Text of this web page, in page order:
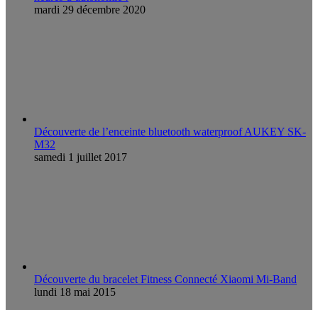
mardi 29 décembre 2020
Découverte de l’enceinte bluetooth waterproof AUKEY SK-
M32
samedi 1 juillet 2017
Découverte du bracelet Fitness Connecté Xiaomi Mi-Band
lundi 18 mai 2015